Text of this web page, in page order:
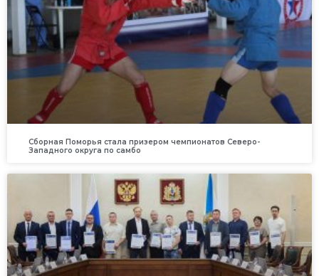
Сборная Поморья стала призером чемпионатов Северо-
Западного округа по самбо